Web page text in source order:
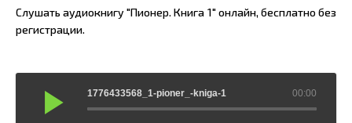
Слушать аудиокнигу "Пионер. Книга 1" онлайн, бесплатно без
регистрации.
00:00
1776433568_1-pioner_-kniga-1